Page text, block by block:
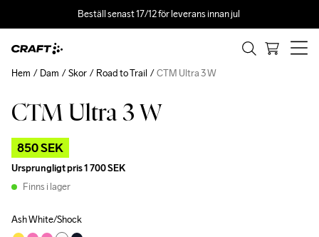
Beställ senast 17/12 för leverans innan jul
CTM Ultra 3 W
850 SEK
Ursprungligt pris1 700 SEK
Finns i lager
Ash White/Shock
Hem Dam Skor Road to Trail CTM Ultra 3 W
Outlet